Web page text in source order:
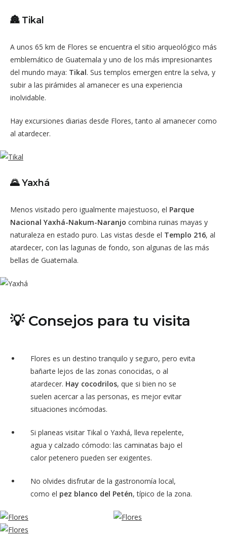
🏯 Tikal
A unos 65 km de Flores se encuentra el sitio arqueológico más
emblemático de Guatemala y uno de los más impresionantes
del mundo maya: Tikal. Sus templos emergen entre la selva, y
subir a las pirámides al amanecer es una experiencia
inolvidable.
Hay excursiones diarias desde Flores, tanto al amanecer como
al atardecer.
🌄 Yaxhá
Menos visitado pero igualmente majestuoso, el Parque
Nacional Yaxhá-Nakum-Naranjo combina ruinas mayas y
naturaleza en estado puro. Las vistas desde el Templo 216, al
atardecer, con las lagunas de fondo, son algunas de las más
bellas de Guatemala.
💡 Consejos para tu visita
Flores es un destino tranquilo y seguro, pero evita
bañarte lejos de las zonas conocidas, o al
atardecer. Hay cocodrilos, que si bien no se
suelen acercar a las personas, es mejor evitar
situaciones incómodas.
Si planeas visitar Tikal o Yaxhá, lleva repelente,
agua y calzado cómodo: las caminatas bajo el
calor petenero pueden ser exigentes.
No olvides disfrutar de la gastronomía local,
como el pez blanco del Petén, típico de la zona.